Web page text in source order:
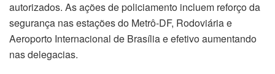
autorizados. As ações de policiamento incluem reforço da
segurança nas estações do Metrô-DF, Rodoviária e
Aeroporto Internacional de Brasília e efetivo aumentando
nas delegacias.